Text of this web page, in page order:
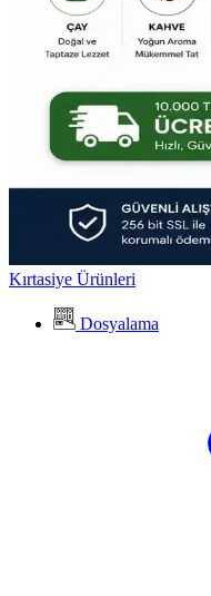
Kırtasiye Ürünleri
Dosyalama